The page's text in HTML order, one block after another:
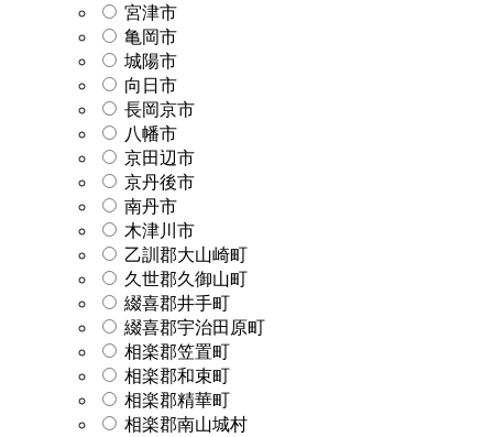
宮津市
亀岡市
城陽市
向日市
長岡京市
八幡市
京田辺市
京丹後市
南丹市
木津川市
乙訓郡大山崎町
久世郡久御山町
綴喜郡井手町
綴喜郡宇治田原町
相楽郡笠置町
相楽郡和束町
相楽郡精華町
相楽郡南山城村